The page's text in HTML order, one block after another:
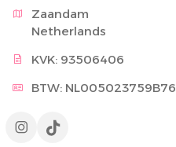
Zaandam
Netherlands
KVK: 93506406
BTW: NL005023759B76